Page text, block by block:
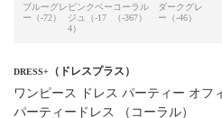
ブルーグレ
ー（-72）
ピンクベー
ジュ（-17
4）
コーラル
（-367）
ダークグレ
ー（-46）
DRESS+ （ドレスプラス）
ワンピース ドレス パーティー オフ
パーティードレス （コーラル）